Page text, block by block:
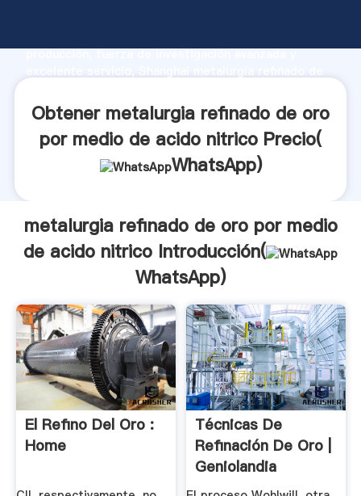
producción, fuerza de investigación avanzada y
valor y aporta valores a todos los clientes.
Obtener metalurgia refinado de oro
por medio de acido nitrico Precio(
WhatsApp)
metalurgia refinado de oro por medio
de acido nitrico Introducción(
WhatsApp)
El Refino Del Oro :
Home
Técnicas De
Refinación De Oro |
Geniolandia